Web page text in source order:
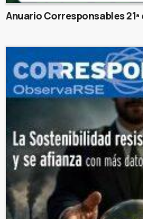
Anuario Corresponsables